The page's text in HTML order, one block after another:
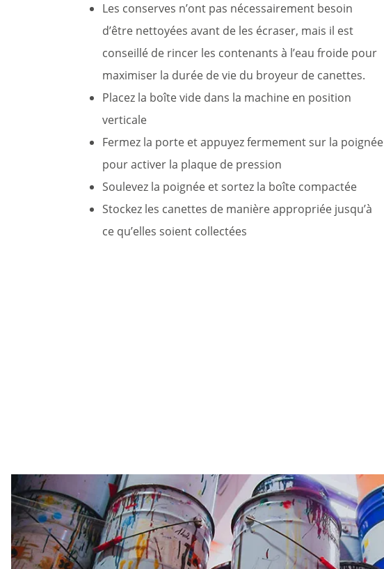
Les conserves n’ont pas nécessairement besoin
d’être nettoyées avant de les écraser, mais il est
conseillé de rincer les contenants à l’eau froide pour
maximiser la durée de vie du broyeur de canettes.
Placez la boîte vide dans la machine en position
verticale
Fermez la porte et appuyez fermement sur la poignée
pour activer la plaque de pression
Soulevez la poignée et sortez la boîte compactée
Stockez les canettes de manière appropriée jusqu’à
ce qu’elles soient collectées